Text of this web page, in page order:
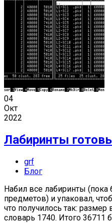
04
Окт
2022
Лабиринты
grf
Блог
Набил все лабиринты (пока
предметов) и упаковал,
что получилось так: размер
словарь 1740. Итого 36711